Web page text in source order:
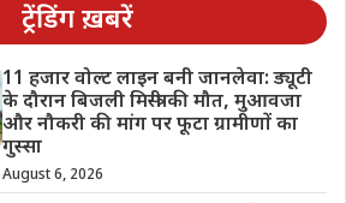
ट्रेंडिंग ख़बरें
11 हजार वोल्ट लाइन बनी जानलेवा: ड्यूटी
के दौरान बिजली मिस्त्री की मौत, मुआवजा
और नौकरी की मांग पर फूटा ग्रामीणों का
गुस्सा
August 6, 2026